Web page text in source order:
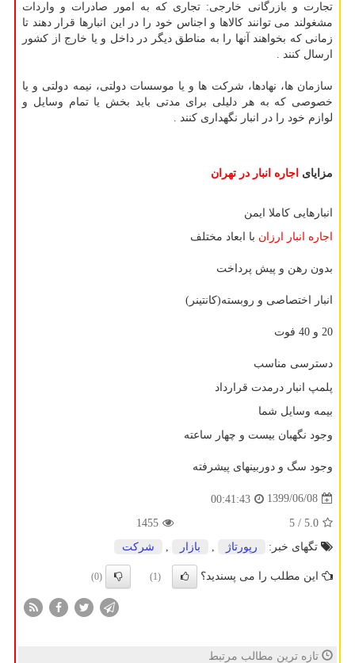
تجارت و بازرگانی خارجی: تجاری که به امور صادرات و واردات
مشغولند می توانند کالاها و اجناس خود را در این انبارها قرار دهند تا
زمانی که بخواهند آنها را به مناطق دیگر در داخل و یا خارج از کشور
ارسال کنند .
سازمان ها، نهادها، شرکت ها و یا موسسات دولتی، نیمه دولتی و یا
خصوصی که به هر دلیلی برای مدتی باید بخش یا تمام وسایل و
لوازم خود را در انبار نگهداری کنند .
مزایای اجاره انبار در تهران
انبارهایی کاملا ایمن
اجاره انبار ارزان با ابعاد مختلف
بدون رهن و پیش پرداخت
انبار اختصاصی و روبسته(کانتینر)
20 و 40 فوت
دسترسی مناسب
پلمپ انبار درمدت قرارداد
بیمه وسایل شما
وجود نگهبان بیست و چهار ساعته
وجود سگ و دوربینهای پیشرفته
1399/06/08
00:41:43
5.0
/ 5
1455
تگهای خبر:
رپورتاژ بازار شركت
این مطلب را می پسندید؟ (1)
(0)
تازه ترین مطالب مرتبط